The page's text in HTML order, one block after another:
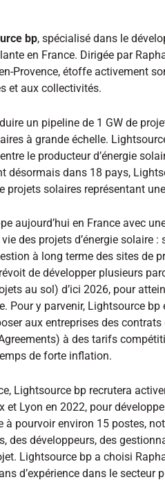
bp, spécialisé dans le
en France. Dirigée par
Provence, étoffe activement
et aux collectivités.
un pipeline de 1 GW de
à grande échelle.
le producteur d’énergie
désormais dans 18 pays,
projets solaires représentant
aujourd’hui en France avec
vie des projets d’énergie solaire
à long terme des sites de
de développer plusieurs
au sol) d’ici 2026, pour
Pour y parvenir, Lightsource
aux entreprises des contrats
à des tarifs
de forte inflation.
Lightsource bp recrutera
et Lyon en 2022, pour
à pourvoir environ 15 postes,
des développeurs, des
Lightsource bp a choisi
d’expérience dans le secteur